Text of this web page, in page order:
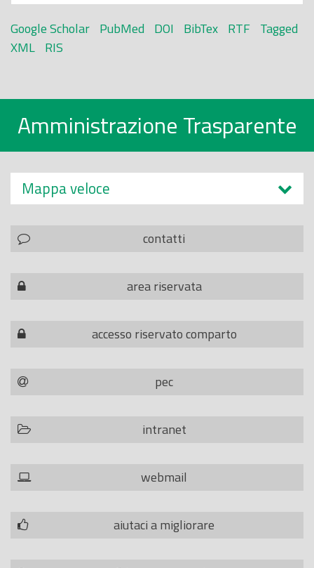
Google Scholar PubMed DOI BibTex RTF Tagged
XML RIS
Amministrazione Trasparente
Mappa veloce
contatti
area riservata
accesso riservato comparto
pec
intranet
webmail
aiutaci a migliorare